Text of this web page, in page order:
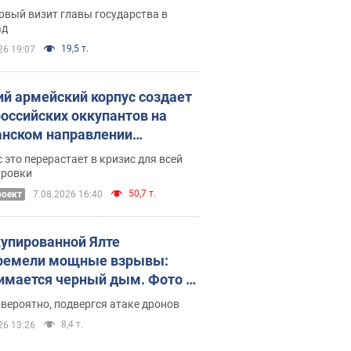
визит главы государства в
19:07 19,5 т.
армейский корпус создает
оккупантов на
направлении
дискомфорт: как это
это перерастает в кризис для всей
7.08.2026 16:40 50,7 т.
Ялте
мощные взрывы:
черный дым. Фото и
подвергся атаке дронов
13:26 8,4 т.